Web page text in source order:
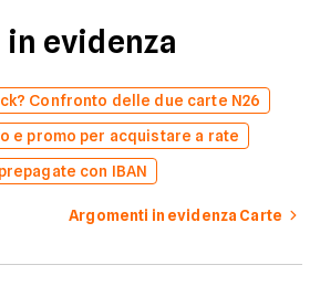
evidenza
Confronto delle due carte N26
e promo per acquistare a rate
con IBAN
Argomenti in evidenza Carte